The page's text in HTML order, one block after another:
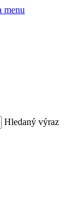
menu
Hledaný výraz